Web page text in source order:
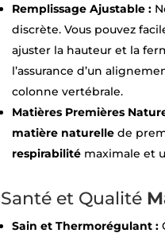
Remplissage Ajustable :
discrète. Vous pouvez
ajuster la hauteur et la
l’assurance d’un
colonne vertébrale.
Matières Premières
matière naturellede
respirabilitémaximale et
Santé et Qualité
Sain et Thermorégulant :